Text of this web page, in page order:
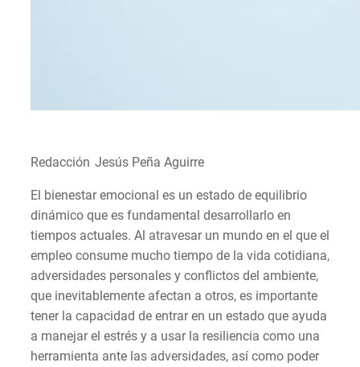
Redacción Jesús Peña Aguirre
El bienestar emocional es un estado de equilibrio
dinámico que es fundamental desarrollarlo en
tiempos actuales. Al atravesar un mundo en el que el
empleo consume mucho tiempo de la vida cotidiana,
adversidades personales y conflictos del ambiente,
que inevitablemente afectan a otros, es importante
tener la capacidad de entrar en un estado que ayuda
a manejar el estrés y a usar la resiliencia como una
herramienta ante las adversidades, así como poder